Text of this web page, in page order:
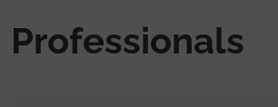
Professionals